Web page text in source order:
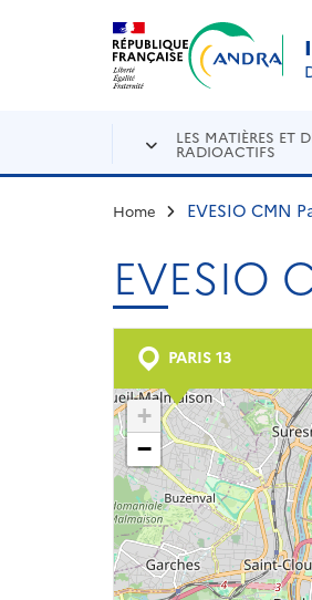
Aller au contenu principal
LES MATIÈRES ET
RADIOACTIFS
Home EVESIO CMN
EVESIO
PARIS 13
+
−